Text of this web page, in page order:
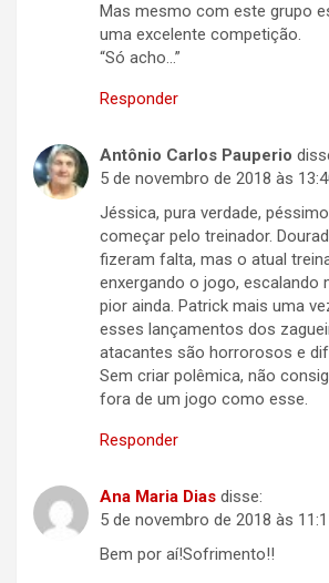
Mas mesmo com este grupo
uma excelente competição.
“Só acho…”
Responder
Antônio Carlos Pauperio
5 de novembro de 2018 às
Jéssica, pura verdade,
começar pelo treinador.
fizeram falta, mas o atual
enxergando o jogo, escalando
pior ainda. Patrick mais uma
esses lançamentos dos
atacantes são horrorosos e
Sem criar polêmica, não
fora de um jogo como esse.
Responder
Ana Maria Dias disse:
5 de novembro de 2018 às
Bem por aí!Sofrimento!!